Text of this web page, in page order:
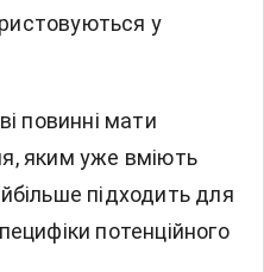
у
повинні мати
яким уже вміють
підходить для
потенційного